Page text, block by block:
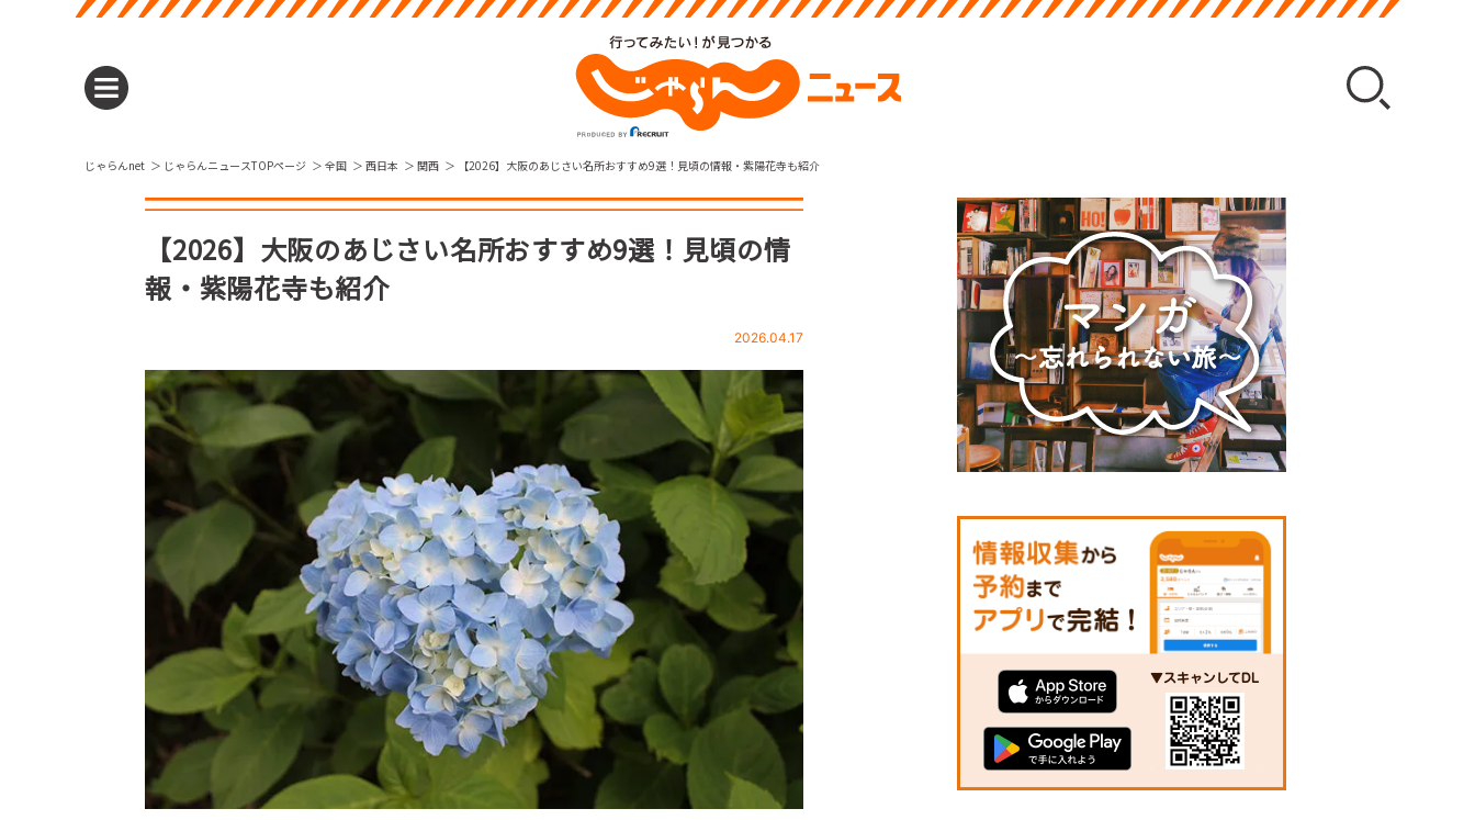
じゃらんnet じゃらんニュースTOPページ 全国 西日本 関西 【2026】大阪のあじさい名所おすすめ9選！見頃の情報・紫陽花寺も紹介
2026.04.17
【2026】大阪のあじさい名所おすすめ9選！見頃の情
報・紫陽花寺も紹介